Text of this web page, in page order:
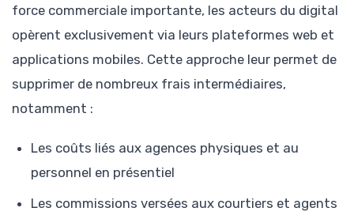
force commerciale importante, les acteurs du digital
opèrent exclusivement via leurs plateformes web et
applications mobiles. Cette approche leur permet de
supprimer de nombreux frais intermédiaires,
notamment :
Les coûts liés aux agences physiques et au
personnel en présentiel
Les commissions versées aux courtiers et agents